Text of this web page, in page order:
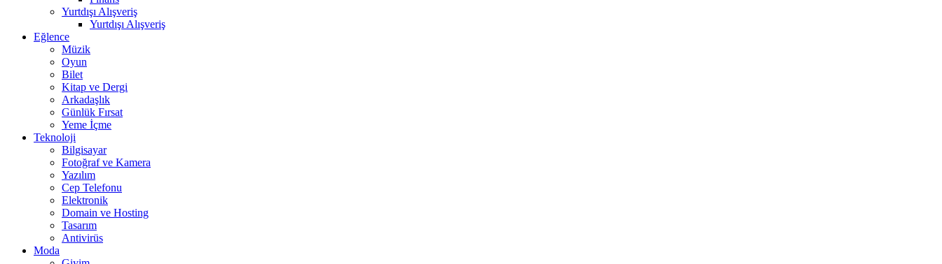
Yurtdışı Alışveriş
Yurtdışı Alışveriş
Eğlence
Müzik
Oyun
Bilet
Kitap ve Dergi
Arkadaşlık
Günlük Fırsat
Yeme İçme
Teknoloji
Bilgisayar
Fotoğraf ve Kamera
Yazılım
Cep Telefonu
Elektronik
Domain ve Hosting
Tasarım
Antivirüs
Moda